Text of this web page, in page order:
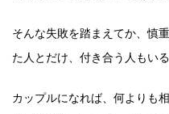
そんな失敗を踏まえてか、慎
た人とだけ、付き合う人もいる
カップルになれば、何よりも